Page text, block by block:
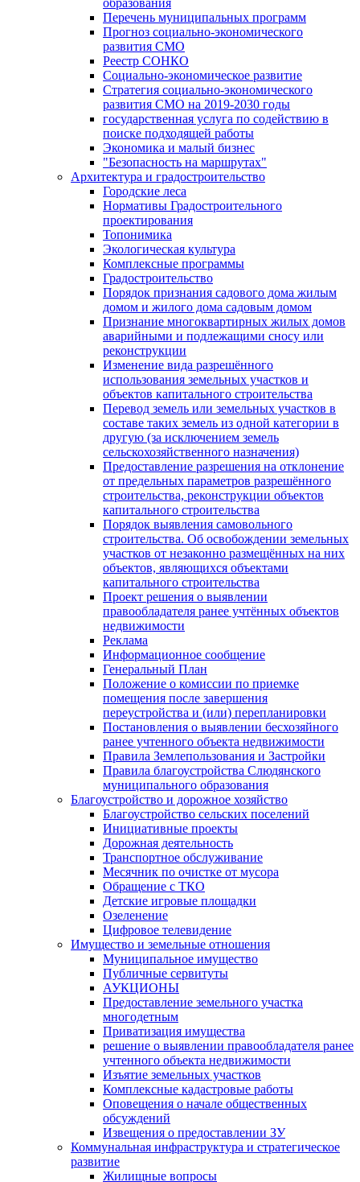
образования
Перечень муниципальных программ
Прогноз социально-экономического
развития СМО
Реестр СОНКО
Социально-экономическое развитие
Стратегия социально-экономического
развития СМО на 2019-2030 годы
государственная услуга по содействию в
поиске подходящей работы
Экономика и малый бизнес
"Безопасность на маршрутах"
Архитектура и градостроительство
Городские леса
Нормативы Градостроительного
проектирования
Топонимика
Экологическая культура
Комплексные программы
Градостроительство
Порядок признания садового дома жилым
домом и жилого дома садовым домом
Признание многоквартирных жилых домов
аварийными и подлежащими сносу или
реконструкции
Изменение вида разрешённого
использования земельных участков и
объектов капитального строительства
Перевод земель или земельных участков в
составе таких земель из одной категории в
другую (за исключением земель
сельскохозяйственного назначения)
Предоставление разрешения на отклонение
от предельных параметров разрешённого
строительства, реконструкции объектов
капитального строительства
Порядок выявления самовольного
строительства. Об освобождении земельных
участков от незаконно размещённых на них
объектов, являющихся объектами
капитального строительства
Проект решения о выявлении
правообладателя ранее учтённых объектов
недвижимости
Реклама
Информационное сообщение
Генеральный План
Положение о комиссии по приемке
помещения после завершения
переустройства и (или) перепланировки
Постановления о выявлении бесхозяйного
ранее учтенного объекта недвижимости
Правила Землепользования и Застройки
Правила благоустройства Слюдянского
муниципального образования
Благоустройство и дорожное хозяйство
Благоустройство сельских поселений
Инициативные проекты
Дорожная деятельность
Транспортное обслуживание
Месячник по очистке от мусора
Обращение с ТКО
Детские игровые площадки
Озеленение
Цифровое телевидение
Имущество и земельные отношения
Муниципальное имущество
Публичные сервитуты
АУКЦИОНЫ
Предоставление земельного участка
многодетным
Приватизация имущества
решение о выявлении правообладателя ранее
учтенного объекта недвижимости
Изъятие земельных участков
Комплексные кадастровые работы
Оповещения о начале общественных
обсуждений
Извещения о предоставлении ЗУ
Коммунальная инфраструктура и стратегическое
развитие
Жилищные вопросы